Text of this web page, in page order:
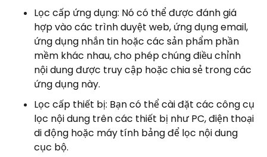
Lọc cấp ứng dụng: Nó có thể được đánh giá
hợp vào các trình duyệt web, ứng dụng email,
ứng dụng nhắn tin hoặc các sản phẩm phần
mềm khác nhau, cho phép chúng điều chỉnh
nội dung được truy cập hoặc chia sẻ trong các
ứng dụng này.
Lọc cấp thiết bị: Bạn có thể cài đặt các công cụ
lọc nội dung trên các thiết bị như PC, điện thoại
di động hoặc máy tính bảng để lọc nội dung
cục bộ.